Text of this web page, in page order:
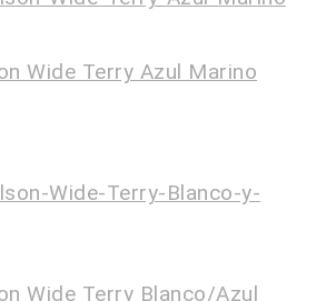
Wide Terry Azul Marino
Wide Terry Blanco/Azul